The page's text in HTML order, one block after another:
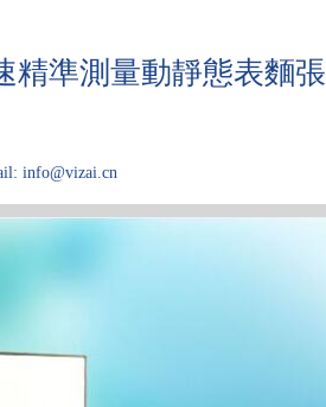
精準測量動靜態表麵張
info@vizai.cn
關於Kibron 论文大厅 技术问答